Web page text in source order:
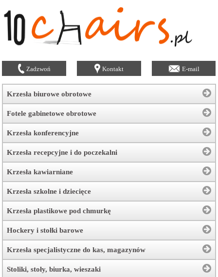
Zadzwoń Kontakt E-mail
Krzesła biurowe obrotowe
Fotele gabinetowe obrotowe
Krzesła konferencyjne
Krzesła recepcyjne i do poczekalni
Krzesła kawiarniane
Krzesła szkolne i dziecięce
Krzesła plastikowe pod chmurkę
Hockery i stołki barowe
Krzesła specjalistyczne do kas, magazynów
Stoliki, stoły, biurka, wieszaki